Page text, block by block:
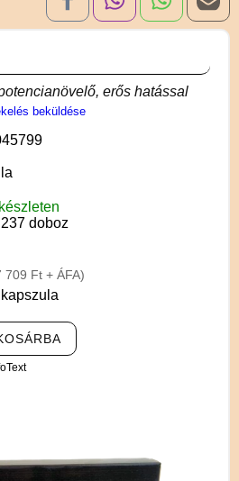
erős hatással
beküldése
készleten
237 doboz
709 Ft + ÁFA)